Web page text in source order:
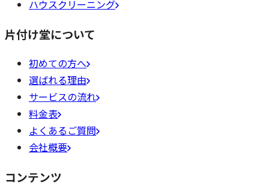
ハウスクリーニング
片付け堂について
初めての方へ
選ばれる理由
サービスの流れ
料金表
よくあるご質問
会社概要
コンテンツ